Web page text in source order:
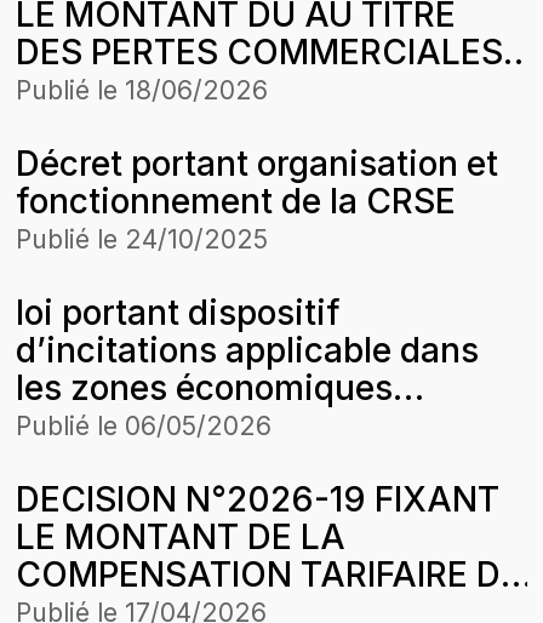
CADRE DE L’HARMONISATION
DES TARIFS
LE MONTANT DÛ AU TITRE
DES PERTES COMMERCIALES
SUBIES PAR LA SOCIETE
(SAR) SUR DES CESSIONS DE
GAZ BUTANE POUR LA
PERIODE D’APPLICATION DE
31 JANVIER 2026
Publié le 18/06/2026
Décret portant organisation et
fonctionnement de la CRSE
Publié le 24/10/2025
loi portant dispositif
d’incitations applicable dans
les zones économiques
spéciales (ZES)
Publié le 06/05/2026
DECISION N°2026-19 FIXANT
LE MONTANT DE LA
COMPENSATION TARIFAIRE DU
MOIS DE DECEMBRE 2025 DE
Publié le 17/04/2026